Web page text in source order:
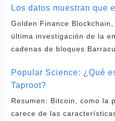
Los datos muestran que
Golden Finance
última investigación de la
cadenas de bloques
Popular Science: ¿Qué
Taproot?
Resumen: Bitcoin, como la
carece de las